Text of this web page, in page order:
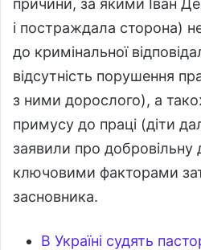
причини, за якими Іван
і постраждала сторона)
до кримінальної
відсутність порушення
з ними дорослого), а
примусу до праці (діти
заявили про
ключовими факторами
засновника.
В Україні судять